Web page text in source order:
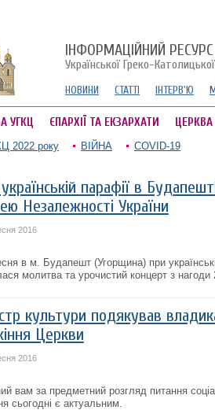
ІНФОРМАЦІЙНИЙ РЕСУРС
Української Греко-
НОВИНИ СТАТТІ ІНТЕРВ'Ю
УГКЦ ЄПАРХІЇ ТА ЕКЗАРХАТИ ЦЕРКВА
2022 року ВІЙНА COVID-19
парафії в
Незалежності України
2016
в м. Будапешт (Угорщина) при
молитва та урочистий концерт з нагоди
культури подякував
Церкви
2016
вам за предметний розгляд питання
сьогодні є актуальним.